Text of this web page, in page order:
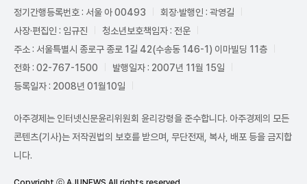
정기간행등록번호 : 서울 아 00493
회장·발행인 : 곽영길
사장·편집인 : 임규진
청소년보호책임자 : 전운
주소 : 서울특별시 종로구 종로 1길 42(수송동 146-1) 이마빌딩 11층
전화 : 02-767-1500
발행일자 : 2007년 11월 15일
등록일자 : 2008년 01월10일
아주경제는 인터넷신문윤리위원회 윤리강령을 준수합니다. 아주경제의 모든
콘텐츠(기사)는 저작권법의 보호를 받으며, 무단전재, 복사, 배포 등을 금지합
니다.